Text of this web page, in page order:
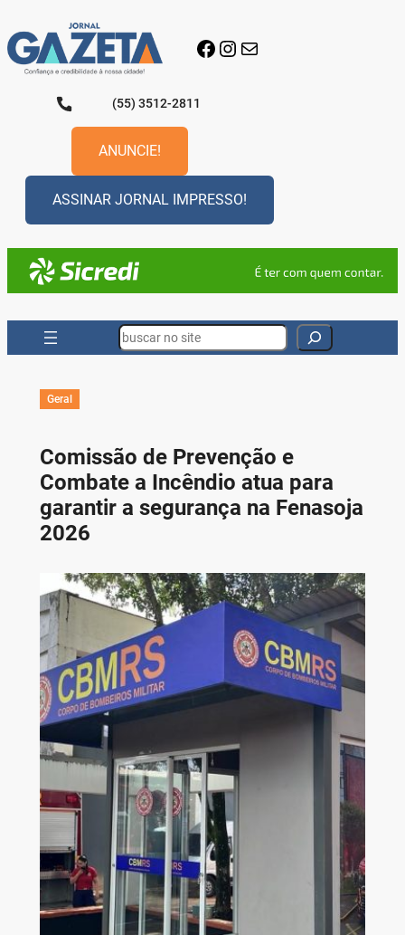
para
o
conteúdo
Facebook
Instagram
E-mail
(55) 3512-2811
ANUNCIE!
ASSINAR JORNAL IMPRESSO!
Search
Geral
Comissão de Prevenção e
Combate a Incêndio atua para
garantir a segurança na Fenasoja
2026